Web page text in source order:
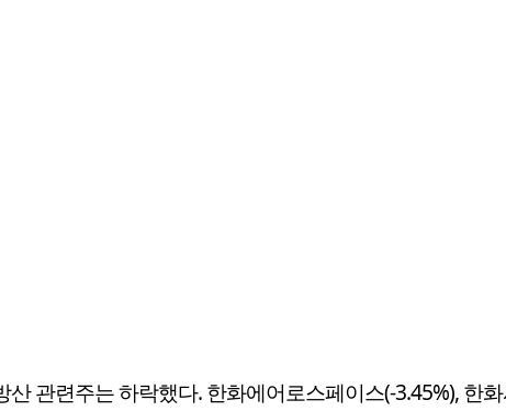
산 관련주는 하락했다. 한화에어로스페이스(-3.45%), 한